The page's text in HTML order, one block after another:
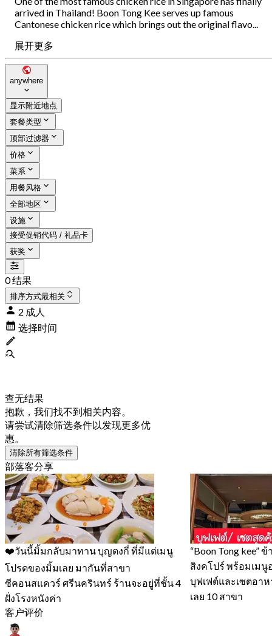
arrived in Thailand! Boon Tong Kee serves up famous
Cantonese chicken rice which brings out the original flavo...
展开更多
anywhere
显示附近地点
套餐类型
顶部过滤器
价格
菜系
用餐风格
全部地区
设施
接受促销代码 / 礼品卡
获奖
0 结果
排序方式最相关
2 成人
选择时间
查无结果
抱歉，我们找不到相关内容。
请尝试清除筛选条件以发现更多优
惠。
清除所有筛选条件
部落客分享
❤️วันนี้มิ้มกลับมาทาน บุญตงกี่ ที่มีแต่เมนู
โปรดของมิ้มเลย มากันที่สาขา
ซีคอนสแควร์ ศรีนครินทร์ ร้านจะอยู่ที่ชั้น 4
ฝั่งโรงหนังค่า
“Boon Tong kee”
สิงคโปร์ พร้อมเมนู
บุฟเฟต์และเซตอา
เลย 10 สาขา
客户评价